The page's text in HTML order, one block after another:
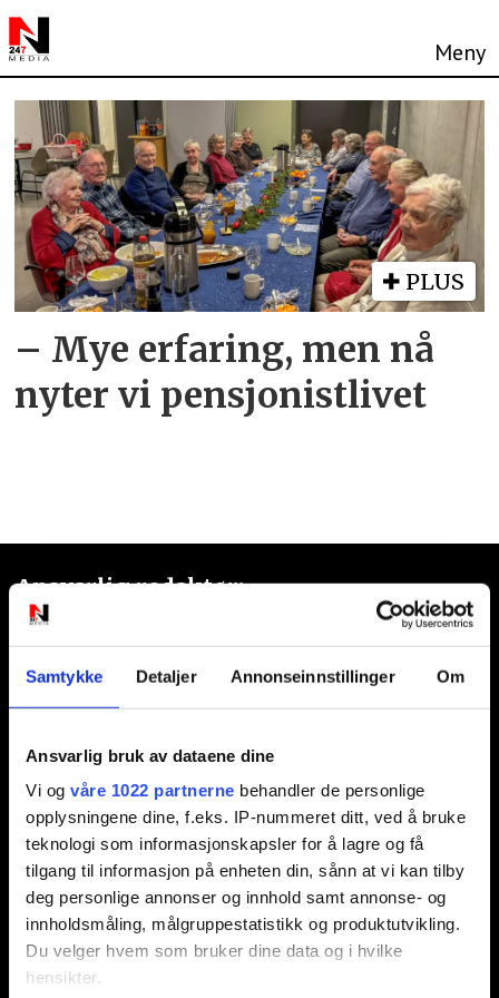
Samtykke Detaljer Annonseinnstillinger Om
Ansvarlig bruk av dataene dine
Vi og våre 1022 partnerne behandler de personlige
opplysningene dine, f.eks. IP-nummeret ditt, ved å bruke
teknologi som informasjonskapsler for å lagre og få
tilgang til informasjon på enheten din, sånn at vi kan tilby
deg personlige annonser og innhold samt annonse- og
innholdsmåling, målgruppestatistikk og produktutvikling.
Du velger hvem som bruker dine data og i hvilke
hensikter.
Tag:
landbruksskolen
PLUS
– Mye erfaring, men nå
nyter vi pensjonistlivet
Ansvarlig redaktør:
Jon Aamodt
Nyhetstips:
tips@n247.no
Annonsering:
marked@n247.no